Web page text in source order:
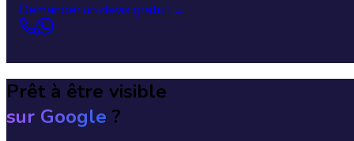
Demander un devis gratuit→
Prêt à être visible
sur Google ?